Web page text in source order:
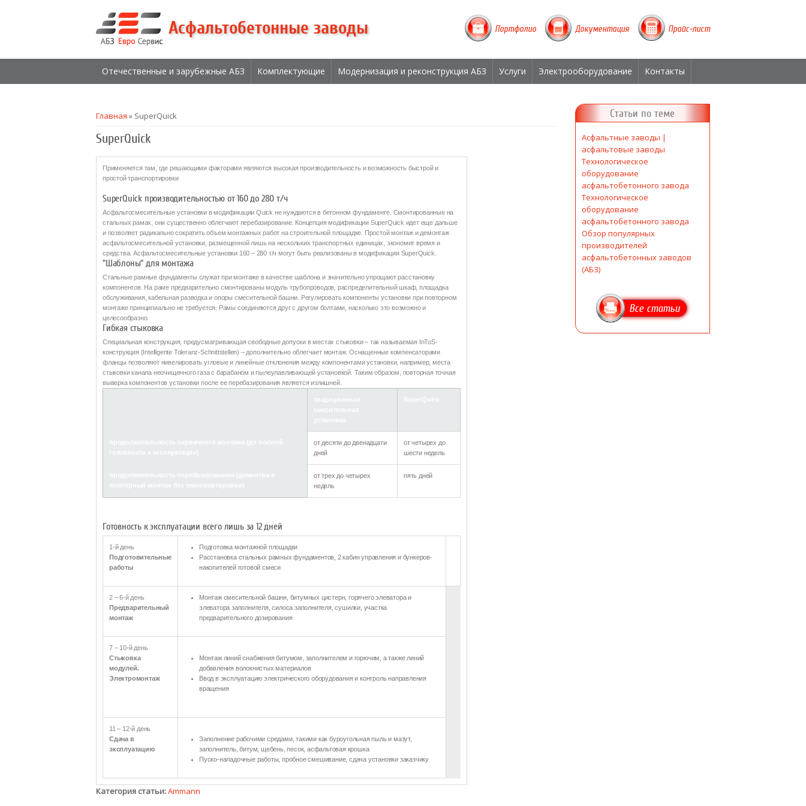
Асфальтобетонные заводы Портфолио Документация Прайс-лист
Отечественные и зарубежные АБЗ Комплектующие Модернизация и реконструкция АБЗ Услуги Электрооборудование Контакты
Вы здесь
Главная » SuperQuick
SuperQuick
Применяется там, где решающими факторами являются высокая производительность и возможность быстрой и
простой транспортировки
SuperQuick производительностью от 160 до 280 т/ч
Асфальтосмесительные установки в модификации Quick не нуждаются в бетонном фундаменте. Смонтированные на
стальных рамах, они существенно облегчают перебазирование. Концепция модификации SuperQuick идет еще дальше
и позволяет радикально сократить объем монтажных работ на строительной площадке. Простой монтаж и демонтаж
асфальтосмесительной установки, размещенной лишь на нескольких транспортных единицах, экономит время и
средства. Асфальтосмесительные установки 160 – 280 т/ч могут быть реализованы в модификации SuperQuick.
"Шаблоны" для монтажа
Стальные рамные фундаменты служат при монтаже в качестве шаблона и значительно упрощают расстановку
компонентов. На раме предварительно смонтированы модуль трубопроводов, распределительный шкаф, площадка
обслуживания, кабельная разводка и опоры смесительной башни. Регулировать компоненты установки при повторном
монтаже принципиально не требуется. Рамы соединяются друг с другом болтами, насколько это возможно и
целесообразно.
Гибкая стыковка
Специальная конструкция, предусматривающая свободные допуски в местах стыковки – так называемая InToS-
конструкция (Intelligente Toleranz-Schnittstellen) – дополнительно облегчает монтаж. Оснащенные компенсаторами
фланцы позволяют нивелировать угловые и линейные отклонения между компонентами установки, например, места
стыковки канала неочищенного газа с барабаном и пылеулавливающей установкой. Таким образом, повторная точная
выверка компонентов установки после ее перебазирования является излишней.
от десяти до двенадцати
дней
от четырех до
шести недель
от трех до четырех
недель
пять дней
Готовность к эксплуатации всего лишь за 12 дней
1-й день
Подготовительные
работы
Подготовка монтажной площадки
Расстановка стальных рамных фундаментов, 2 кабин управления и бункеров-
накопителей готовой смеси
2 – 6-й день
Предварительный
монтаж
Монтаж смесительной башни, битумных цистерн, горячего элеватора и
элеватора заполнителя, силоса заполнителя, сушилки, участка
предварительного дозирования
7 – 10-й день
Стыковка
модулей.
Электромонтаж
Монтаж линий снабжения битумом, заполнителем и горючим, а также линий
добавления волокнистых материалов
Ввод в эксплуатацию электрического оборудования и контроль направления
вращения
11 – 12-й день
Сдача в
эксплуатацию
Заполнение рабочими средами, такими как буроугольная пыль и мазут,
заполнитель, битум, щебень, песок, асфальтовая крошка
Пуско-наладочные работы, пробное смешивание, сдача установки заказчику
Категория статьи:Ammann
Статьи по теме
Асфальтные заводы |
асфальтовые заводы
Технологическое
оборудование
асфальтобетонного завода
Технологическое
оборудование
асфальтобетонного завода
Обзор популярных
производителей
асфальтобетонных заводов
(АБЗ)
Все статьи